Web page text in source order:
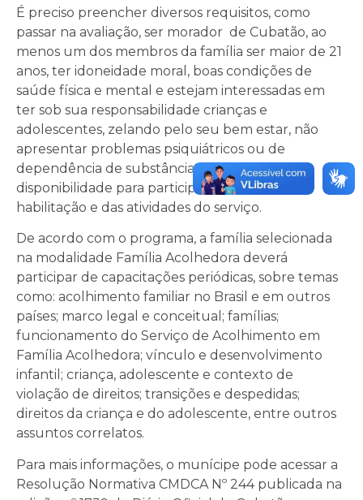
É preciso preencher diversos requisitos, como
passar na avaliação, ser morador de Cubatão, ao
menos um dos membros da família ser maior de 21
anos, ter idoneidade moral, boas condições de
saúde física e mental e estejam interessadas em
ter sob sua responsabilidade crianças e
adolescentes, zelando pelo seu bem estar, não
apresentar problemas psiquiátricos ou de
dependência de substâncias psicoativas e
disponibilidade para participar do processo de
habilitação e das atividades do serviço.
De acordo com o programa, a família selecionada
na modalidade Família Acolhedora deverá
participar de capacitações periódicas, sobre temas
como: acolhimento familiar no Brasil e em outros
países; marco legal e conceitual; famílias;
funcionamento do Serviço de Acolhimento em
Família Acolhedora; vínculo e desenvolvimento
infantil; criança, adolescente e contexto de
violação de direitos; transições e despedidas;
direitos da criança e do adolescente, entre outros
assuntos correlatos.
Para mais informações, o munícipe pode acessar a
Resolução Normativa CMDCA Nº 244 publicada na